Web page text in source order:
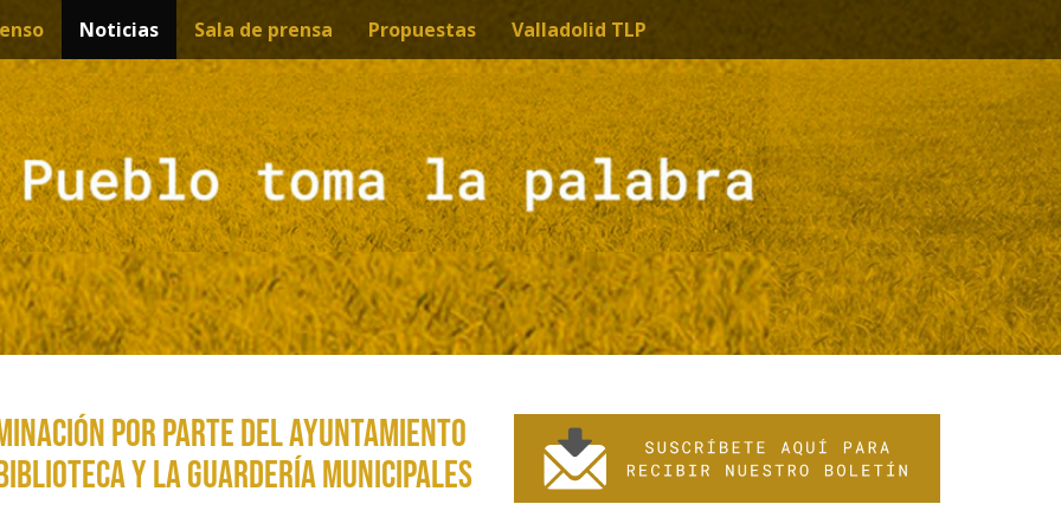
Noticias Sala de prensa Propuestas Valladolid TLP
por parte del ayuntamiento
y la guardería municipales